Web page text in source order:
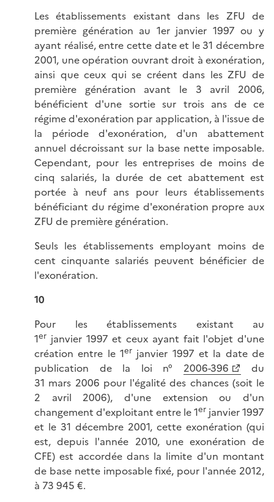
Les établissements existant dans les ZFU de
première génération au 1er janvier 1997 ou y
ayant réalisé, entre cette date et le 31 décembre
2001, une opération ouvrant droit à exonération,
ainsi que ceux qui se créent dans les ZFU de
première génération avant le 3 avril 2006,
bénéficient d'une sortie sur trois ans de ce
régime d'exonération par application, à l'issue de
la période d'exonération, d'un abattement
annuel décroissant sur la base nette imposable.
Cependant, pour les entreprises de moins de
cinq salariés, la durée de cet abattement est
portée à neuf ans pour leurs établissements
bénéficiant du régime d'exonération propre aux
ZFU de première génération.
Seuls les établissements employant moins de
cent cinquante salariés peuvent bénéficier de
l'exonération.
10
Pour les établissements existant au
1er janvier 1997 et ceux ayant fait l'objet d'une
création entre le 1er janvier 1997 et la date de
publication de la loi n° 2006-396
du
31 mars 2006 pour l'égalité des chances (soit le
2 avril 2006), d'une extension ou d'un
changement d'exploitant entre le 1er janvier 1997
et le 31 décembre 2001, cette exonération (qui
est, depuis l'année 2010, une exonération de
CFE) est accordée dans la limite d'un montant
de base nette imposable fixé, pour l'année 2012,
à 73 945 €.